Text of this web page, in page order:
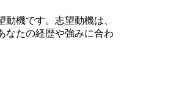
動機です。 志望動機は、
なたの経歴や強みに合わ